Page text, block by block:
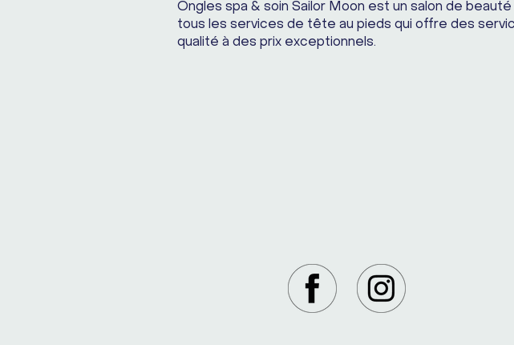
Ongles spa & soin Sailor Moon est un salon de beauté
tous les services de tête au pieds qui offre des
qualité à des prix exceptionnels.